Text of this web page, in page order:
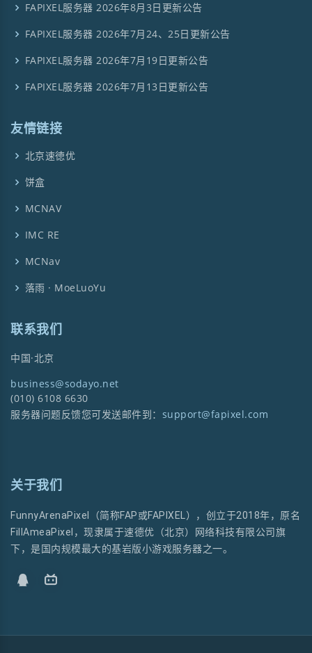
FAPIXEL服务器 2026年8月3日更新公告
FAPIXEL服务器 2026年7月24、25日更新公告
FAPIXEL服务器 2026年7月19日更新公告
FAPIXEL服务器 2026年7月13日更新公告
友情链接
北京速徳优
饼盒
MCNAV
IMC RE
MCNav
落雨 · MoeLuoYu
联系我们
中国·北京
business@sodayo.net
(010) 6108 6630
服务器问题反馈您可发送邮件到： support@fapixel.com
关于我们
FunnyArenaPixel（简称FAP或FAPIXEL），创立于2018年，原名
FillAmeaPixel，现隶属于速德优（北京）网络科技有限公司旗
下，是国内规模最大的基岩版小游戏服务器之一。